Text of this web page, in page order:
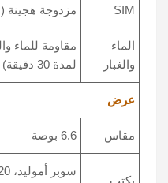
SIM
مزدوجة هجينة (Nano-SIM، مزدوجة الاحتياطية)
الماء
والغبار
لمدة 30 دقيقة)
عرض
مقاس 6.6 بوصة
يكتب